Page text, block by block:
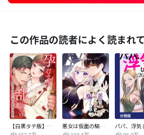
この作品の読者によく読まれ
【白黒タテ版】孕むまで乱れいけ～身代わり花嫁と軍服の猛愛
悪女は仮面の騎士に騙されない